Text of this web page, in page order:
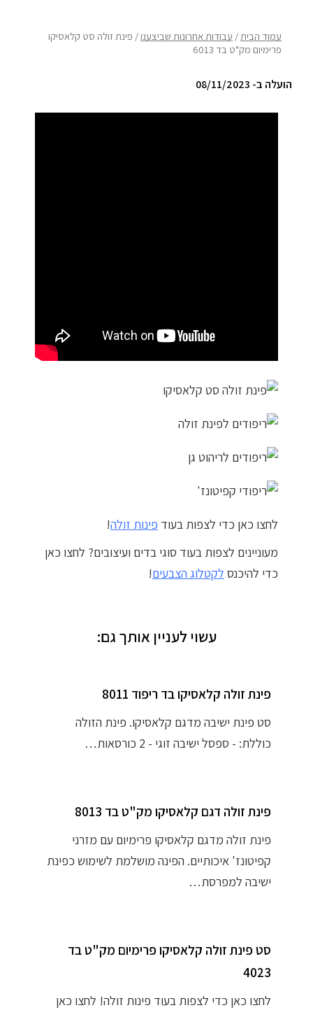
ריהוט לבית
אקססוריז
מדיניות פרטיות
התחבר / הרשם
עמוד הבית/ עבודות אחרונות שביצענו/ פינת זולה סט קלאסיקו
פרימיום מק"ט בד 6013
הועלה ב- 08/11/2023
לחצו כאן כדי לצפות בעוד פינות זולה!
מעוניינים לצפות בעוד סוגי בדים ועיצובים? לחצו כאן
כדי להיכנס לקטלוג הצבעים!
עשוי לעניין אותך גם:
פינת זולה קלאסיקו בד ריפוד 8011
סט פינת ישיבה מדגם קלאסיקו. פינת הזולה
כוללת: - ספסל ישיבה זוגי - 2 כורסאות…
פינת זולה דגם קלאסיקו מק"ט בד 8013
פינת זולה מדגם קלאסיקו פרימיום עם מזרני
קפיטונז' איכותיים. הפינה מושלמת לשימוש כפינת
ישיבה למפרסת…
סט פינת זולה קלאסיקו פרימיום מק"ט בד
4023
לחצו כאן כדי לצפות בעוד פינות זולה! לחצו כאן